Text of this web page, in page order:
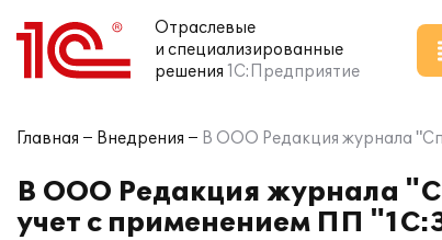
Отраслевые
и специализированные
решения 1С:Предприятие
Главная Внедрения В ООО Редакция журнала
В ООО Редакция журнала
учет с применением ПП